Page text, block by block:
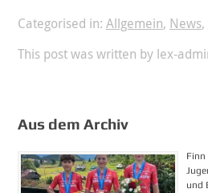
Categorised in: Allgemein, News,
This post was written by lex-
Aus dem Archiv
Finn
und